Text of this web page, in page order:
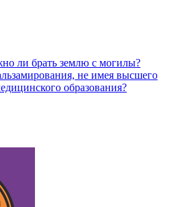
ли брать землю с могилы?
не имея высшего
образования?